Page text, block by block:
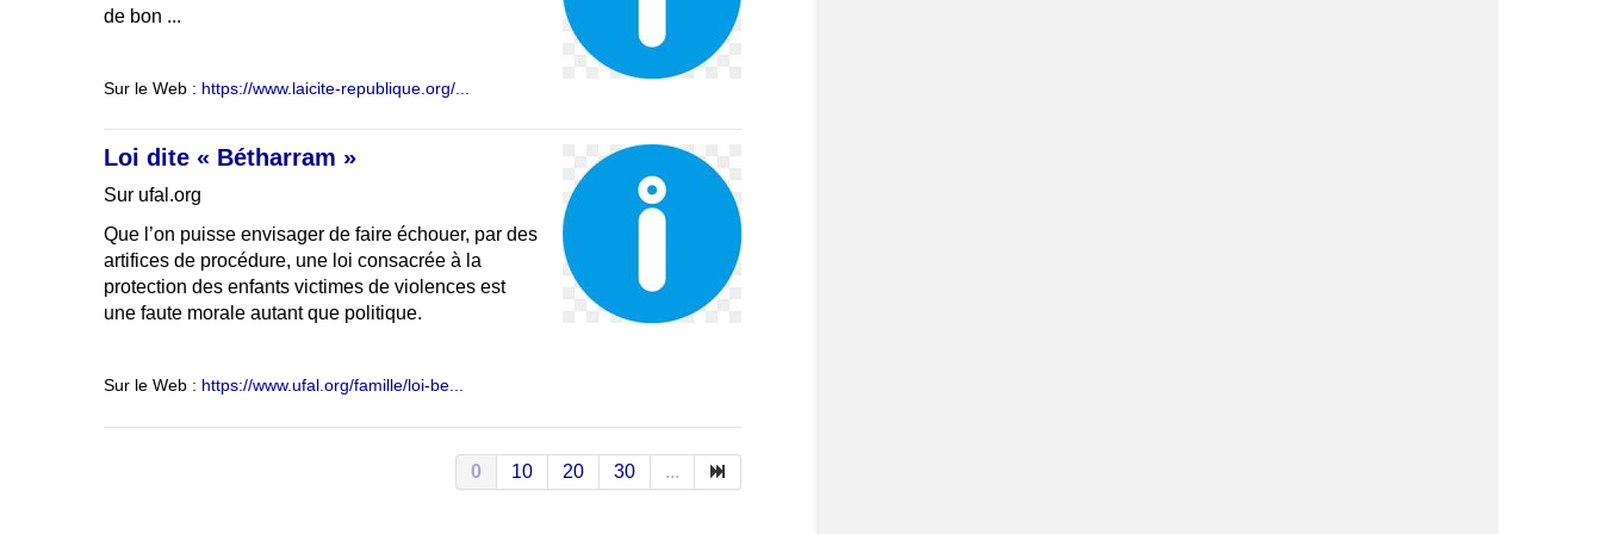
de bon ...
Sur le Web : https://www.laicite-republique.org/...
Loi dite « Bétharram »
Sur ufal.org
Que l’on puisse envisager de faire échouer, par des
artifices de procédure, une loi consacrée à la
protection des enfants victimes de violences est
une faute morale autant que politique.
Sur le Web : https://www.ufal.org/famille/loi-be...
0 10 20 30 ...